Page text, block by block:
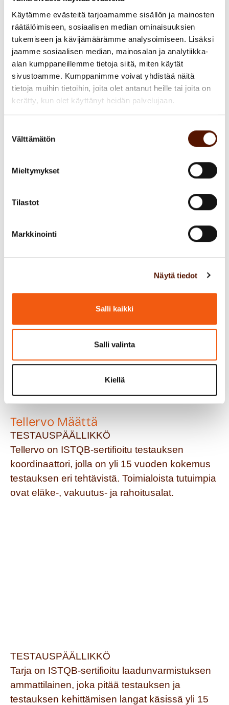
Käytämme evästeitä tarjoamamme sisällön ja mainosten
räätälöimiseen, sosiaalisen median ominaisuuksien
tukemiseen ja kävijämäärämme analysoimiseen. Lisäksi
jaamme sosiaalisen median, mainosalan ja analytiikka-
alan kumppaneillemme tietoja siitä, miten käytät
sivustoamme. Kumppanimme voivat yhdistää näitä
tietoja muihin tietoihin, joita olet antanut heille tai joita on
kerätty, kun olet käyttänyt heidän palvelujaan.
valinta
Välttämätön
Mieltymykset
Tilastot
Markkinointi
Näytä tiedot
Salli kaikki
Salli valinta
Kiellä
paljon ihmisen tapaa hahmottaa maailmaa
kognitiivisen psykologian ja
havaintopsykologian osa-alueiden alla. Vaikka
me yksilöinä hahmotamme maailmaa jokainen
omalla tavallamme, niin onneksi on joukko
yhteisiä ja yleisiä tapoja tulkita ympäröivää
maailmaa. Tätä tietoa hyödynnetään UX-
tai järjestelmän käytettävyys? Me
laadunvarmistuksen ammattilaiset saamme olla
järjestelmien tulkinnassa, vaikkapa niinkin
kohdatessamme.
Tellervo Määttä
TESTAUSPÄÄLLIKKÖ
Tellervo on ISTQB-sertifioitu testauksen
koordinaattori, jolla on yli 15 vuoden kokemus
testauksen eri tehtävistä. Toimialoista tutuimpia
ovat eläke-, vakuutus- ja rahoitusalat.
TESTAUSPÄÄLLIKKÖ
Tarja on ISTQB-sertifioitu laadunvarmistuksen
ammattilainen, joka pitää testauksen ja
testauksen kehittämisen langat käsissä yli 15